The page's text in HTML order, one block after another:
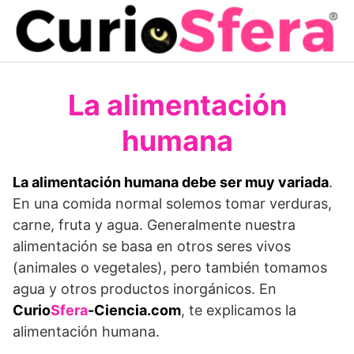
Saltar
contenido
La alimentación
humana
La alimentación humana debe ser muy variada.
En una comida normal solemos tomar verduras,
carne, fruta y agua. Generalmente nuestra
alimentación se basa en otros seres vivos
(animales o vegetales), pero también tomamos
agua y otros productos inorgánicos. En
CurioSfera-Ciencia.com, te explicamos la
alimentación humana.